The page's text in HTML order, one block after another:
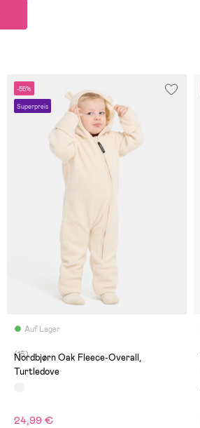
-55%
Superpreis
Auf Lager
(15)
Nordbjørn Oak Fleece-Overall,
Turtledove
24,99 €